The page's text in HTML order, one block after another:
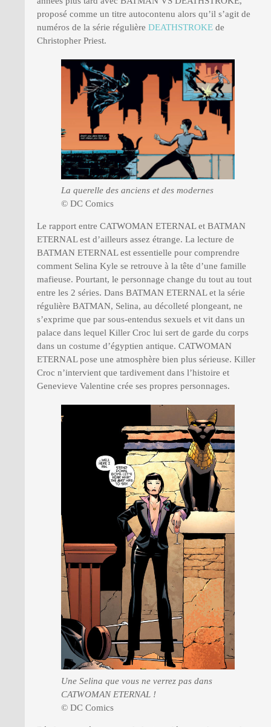
proposé comme un titre autocontenu alors qu’il s’agit de
numéros de la série régulière DEATHSTROKE de
Christopher Priest.
La querelle des anciens et des modernes
© DC Comics
Le rapport entre CATWOMAN ETERNAL et BATMAN
ETERNAL est d’ailleurs assez étrange. La lecture de
BATMAN ETERNAL est essentielle pour comprendre
comment Selina Kyle se retrouve à la tête d’une famille
mafieuse. Pourtant, le personnage change du tout au tout
entre les 2 séries. Dans BATMAN ETERNAL et la série
régulière BATMAN, Selina, au décolleté plongeant, ne
s’exprime que par sous-entendus sexuels et vit dans un
palace dans lequel Killer Croc lui sert de garde du corps
dans un costume d’égyptien antique. CATWOMAN
ETERNAL pose une atmosphère bien plus sérieuse. Killer
Croc n’intervient que tardivement dans l’histoire et
Genevieve Valentine crée ses propres personnages.
Une Selina que vous ne verrez pas dans
CATWOMAN ETERNAL !
© DC Comics